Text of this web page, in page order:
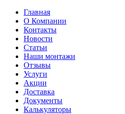
Главная
О Компании
Контакты
Новости
Статьи
Наши монтажи
Отзывы
Услуги
Акции
Доставка
Документы
Калькуляторы